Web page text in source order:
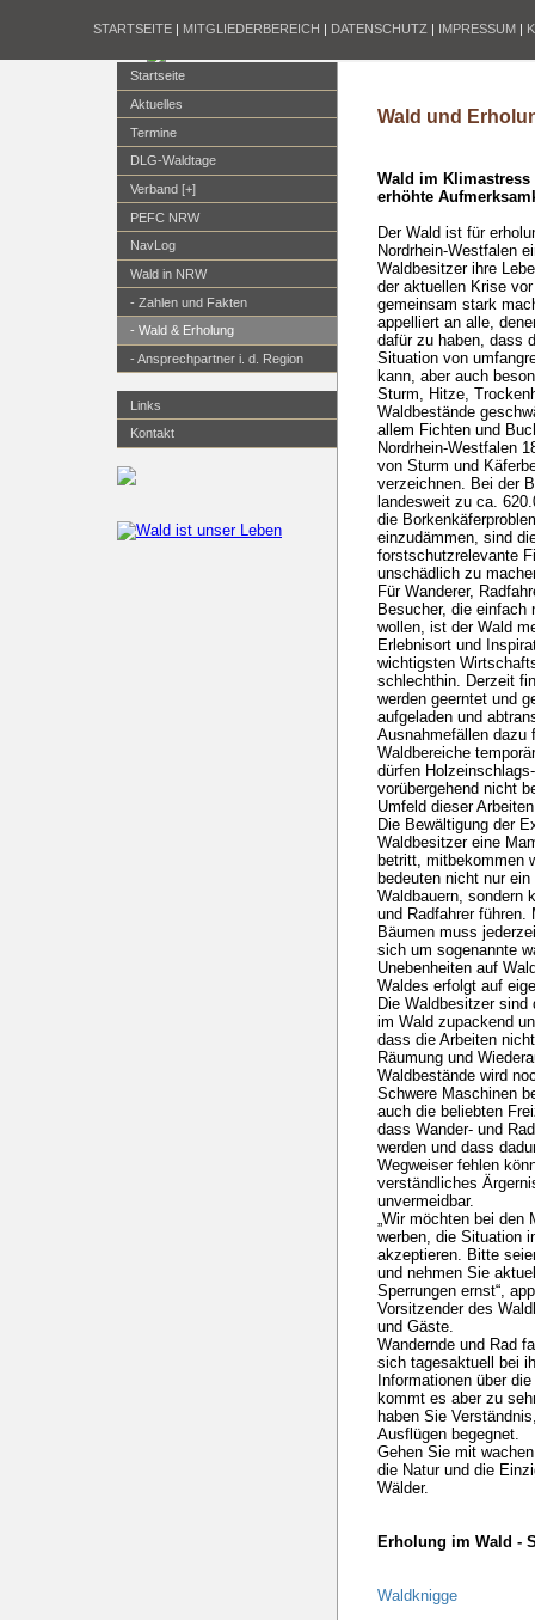
STARTSEITE | MITGLIEDERBEREICH | DATENSCHUTZ | IMPRESSUM |
Startseite
Aktuelles
Termine
DLG-Waldtage
Verband [+]
PEFC NRW
NavLog
Wald in NRW
- Zahlen und Fakten
- Wald & Erholung
- Ansprechpartner i. d. Region
Links
Kontakt
Wald und
Wald im
erhöhte
Der Wald ist für
Nordrhein-Westfalen
Waldbesitzer ihre
der aktuellen Krise
gemeinsam stark
appelliert an alle,
dafür zu haben, dass
Situation von
kann, aber auch
Sturm, Hitze,
Waldbestände
allem Fichten und
Nordrhein-Westfalen
von Sturm und
verzeichnen. Bei der
landesweit zu ca.
die
einzudämmen, sind
forstschutzrelevante
unschädlich zu
Für Wanderer,
Besucher, die einfach
wollen, ist der Wald
Erlebnisort und
wichtigsten
schlechthin. Derzeit
werden geerntet und
aufgeladen und
Ausnahmefällen dazu
Waldbereiche
dürfen
vorübergehend nicht
Umfeld dieser
Die Bewältigung der
Waldbesitzer eine
betritt, mitbekommen
bedeuten nicht nur
Waldbauern, sondern
und Radfahrer führen.
Bäumen muss
sich um sogenannte
Unebenheiten auf
Waldes erfolgt auf
Die Waldbesitzer sind
im Wald zupackend
dass die Arbeiten
Räumung und
Waldbestände wird
Schwere Maschinen
auch die beliebten
dass Wander- und
werden und dass
Wegweiser fehlen
verständliches
unvermeidbar.
„Wir möchten bei
werben, die Situation
akzeptieren. Bitte
und nehmen Sie
Sperrungen ernst“,
Vorsitzender des
und Gäste.
Wandernde und Rad
sich tagesaktuell bei
Informationen über
kommt es aber zu
haben Sie
Ausflügen begegnet.
Gehen Sie mit
die Natur und die
Wälder.
Erholung im Wald -
Waldknigge